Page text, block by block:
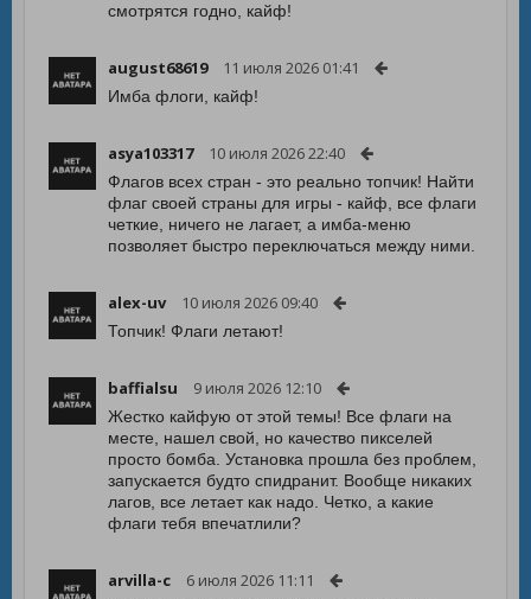
смотрятся годно, кайф!
august68619 11 июля 2026 01:41
Имба флоги, кайф!
asya103317 10 июля 2026 22:40
Флагов всех стран - это реально топчик! Найти
флаг своей страны для игры - кайф, все флаги
четкие, ничего не лагает, а имба-меню
позволяет быстро переключаться между ними.
alex-uv 10 июля 2026 09:40
Топчик! Флаги летают!
baffialsu 9 июля 2026 12:10
Жестко кайфую от этой темы! Все флаги на
месте, нашел свой, но качество пикселей
просто бомба. Установка прошла без проблем,
запускается будто спидранит. Вообще никаких
лагов, все летает как надо. Четко, а какие
флаги тебя впечатлили?
arvilla-c 6 июля 2026 11:11